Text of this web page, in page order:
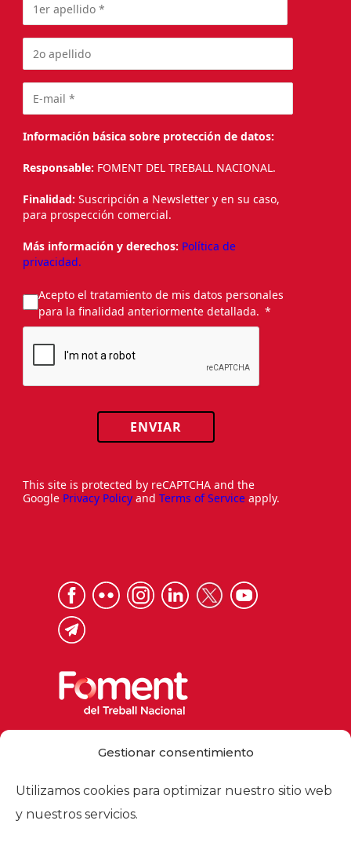
Gestionar consentimiento
Utilizamos cookies para optimizar nuestro sitio web
y nuestros servicios.
Información básica sobre protección de datos:
Responsable: FOMENT DEL TREBALL NACIONAL.
Finalidad: Suscripción a Newsletter y en su caso,
para prospección comercial.
Más información y derechos: Política de
privacidad.
Acepto el tratamiento de mis datos personales
para la finalidad anteriormente detallada.
ENVIAR
This site is protected by reCAPTCHA and the
Google Privacy Policy and Terms of Service apply.
foment@foment.com